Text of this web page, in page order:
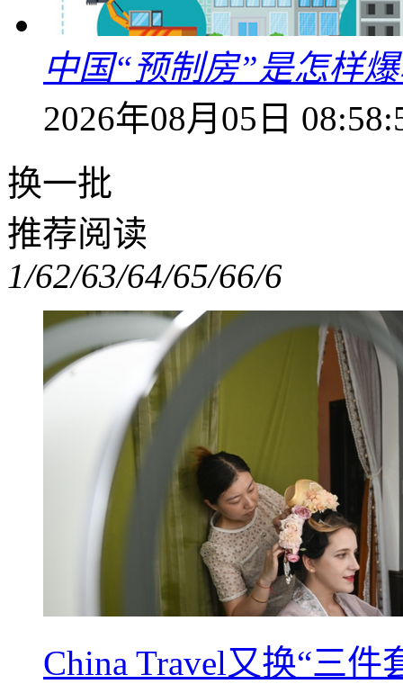
中国“预制房”是怎样
2026年08月05日
换一批
推荐阅读
1/62/63/64/65/66/6
China Travel又换“三